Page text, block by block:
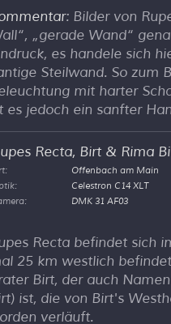
: Bilder von
, gerade Wand
es handele sich
Steilwand. So zum
mit harter
es jedoch ein sanfter
Recta, Birt & Rima
Offenbach am Main
Celestron C14 XLT
DMK 31 AF03
Recta befindet sich
25 km westlich
Birt, der auch
ist, die von Birt's
verläuft.